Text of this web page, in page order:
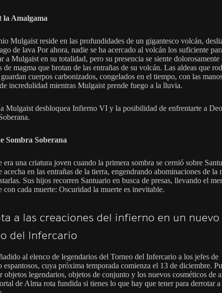
la Amalgama
Mulgaist reside en las profundidades de un gigantesco volcán,
de lava Por ahora, nadie se ha acercado al volcán los suficiente
a Mulgaist en su totalidad, pero su presencia se siente dolorosamente
de magma que brotan de las entrañas de su volcán. Las aldeas que
cuerpos carbonizados, congelados en el tiempo, con las
incredulidad mientras Mulgaist prende fuego a la lluvia.
Mulgaist desbloquea Infierno VI y la posibilidad de enfrentarte a
Sombra Soberana
era una criatura joven cuando la primera sombra se cernió sobre
acecha en las entrañas de la tierra, engendrando abominaciones de la
Sus hijos recorren Santuario en busca de presas, llevando el
con cada muerte: Oscuridad la muerte es inevitable.
a las creaciones del infierno en un nuevo
del Infercario
al elenco de legendarios del Torneo del Infercario a los jefes de
espantosos, cuya próxima temporada comienza el 13 de diciembre.
objetos legendarios, objetos de conjunto y los nuevos cosméticos de
de Alma rota fundida si tienes lo que hay que tener para derrotar a